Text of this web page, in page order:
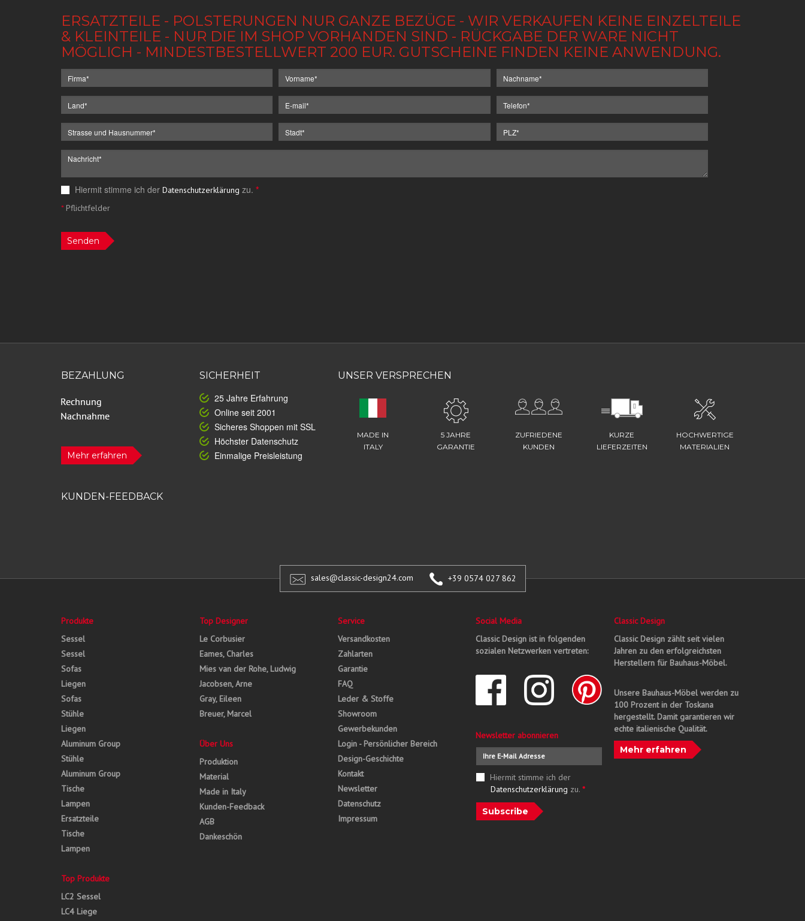
ERSATZTEILE - POLSTERUNGEN NUR GANZE BEZÜGE - WIR VERKAUFEN KEINE EINZELTEILE
& KLEINTEILE - NUR DIE IM SHOP VORHANDEN SIND - RÜCKGABE DER WARE NICHT
MÖGLICH - MINDESTBESTELLWERT 200 EUR. GUTSCHEINE FINDEN KEINE ANWENDUNG.
Hiermit stimme ich der Datenschutzerklärung zu. *
*Pflichtfelder
Senden
BEZAHLUNG
Mehr erfahren
SICHERHEIT
25 Jahre Erfahrung
Online seit 2001
Sicheres Shoppen mit SSL
Höchster Datenschutz
Einmalige Preisleistung
UNSER VERSPRECHEN
MADE IN
ITALY
5 JAHRE
GARANTIE
ZUFRIEDENE
KUNDEN
KURZE
LIEFERZEITEN
HOCHWERTIGE
MATERIALIEN
KUNDEN-FEEDBACK
sales@classic-design24.com +39 0574 027 862
Produkte
Sessel
Sessel
Sofas
Liegen
Sofas
Stühle
Liegen
Aluminum Group
Stühle
Aluminum Group
Tische
Lampen
Ersatzteile
Tische
Lampen
Top Produkte
LC2 Sessel
LC4 Liege
Top Designer
Le Corbusier
Eames, Charles
Mies van der Rohe, Ludwig
Jacobsen, Arne
Gray, Eileen
Breuer, Marcel
Über Uns
Produktion
Material
Made in Italy
Kunden-Feedback
AGB
Dankeschön
Service
Versandkosten
Zahlarten
Garantie
FAQ
Leder & Stoffe
Showroom
Gewerbekunden
Login - Persönlicher Bereich
Design-Geschichte
Kontakt
Newsletter
Datenschutz
Impressum
Social Media
Classic Design ist in folgenden
sozialen Netzwerken vertreten:
Newsletter abonnieren
Hiermit stimme ich der
Datenschutzerklärung zu. *
Subscribe
Classic Design
Classic Design zählt seit vielen
Jahren zu den erfolgreichsten
Herstellern für Bauhaus-Möbel.
Unsere Bauhaus-Möbel werden zu
100 Prozent in der Toskana
hergestellt. Damit garantieren wir
echte italienische Qualität.
Mehr erfahren